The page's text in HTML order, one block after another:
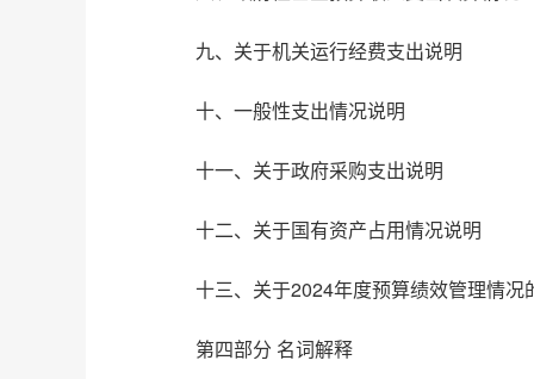
九、关于机关运行经费支出说明
十、一般性支出情况说明
十一、关于政府采购支出说明
十二、关于国有资产占用情况说明
十三、关于2024年度预算绩效管理情况
第四部分 名词解释